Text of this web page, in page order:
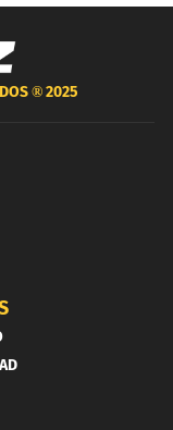
®2025